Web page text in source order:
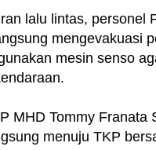
lalu lintas, personel
mengevakuasi
mesin senso
MHD Tommy
menuju TKP